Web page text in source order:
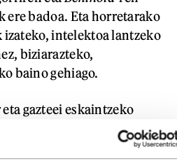
ere badoa. Eta horretarako
intelektoa lantzeko
biziarazteko,
baino gehiago.
gazteei eskaintzeko
eta, alor batzuk ahul